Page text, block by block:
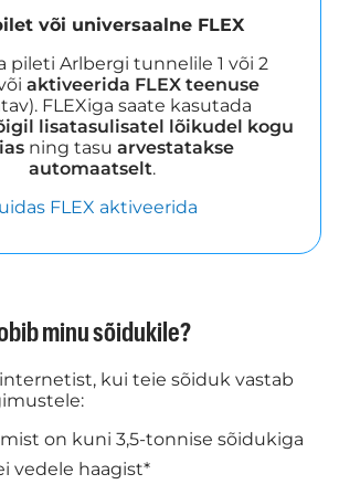
või universaalne FLEX
pileti Arlbergi tunnelile 1 või 2
aktiveerida FLEX teenuse
FLEXiga saate kasutada
lisatasulisatel lõikudel kogu
ning tasu arvestatakse
automaatselt.
FLEX aktiveerida
minu sõidukile?
kui teie sõiduk vastab
on kuni 3,5-tonnise sõidukiga
vedele haagist*